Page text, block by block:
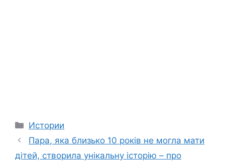
Categories
Истории
Пара, яка близько 10 років не могла мати
дітей, створила унікальну історію – про